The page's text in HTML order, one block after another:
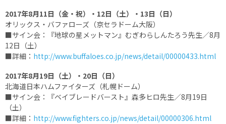
2017年8月11日（金・祝）・12日（土）・13日（日）
オリックス・バファローズ（京セラドーム大阪）
■サイン会：『地球の星メットマン』むぎわらしんたろう先生／8月
12日（土）
■詳細： http://www.buffaloes.co.jp/news/detail/00000433.html
2017年8月19日（土）・20日（日）
北海道日本ハムファイターズ（札幌ドーム）
■サイン会：『ベイブレードバースト』森多ヒロ先生／8月19日
（土）
■詳細： http://www.fighters.co.jp/news/detail/00000306.html